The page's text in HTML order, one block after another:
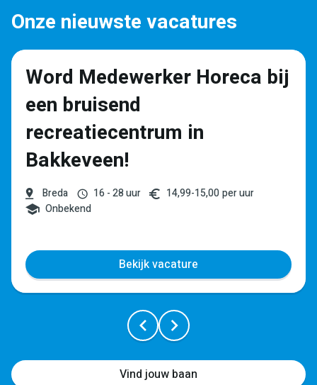
Onze nieuwste vacatures
Word Medewerker Horeca bij
een bruisend
recreatiecentrum in
Bakkeveen!
Breda 16 - 28 uur 14,99-15,00per uur
Onbekend
Bekijk vacature
Vind jouw baan